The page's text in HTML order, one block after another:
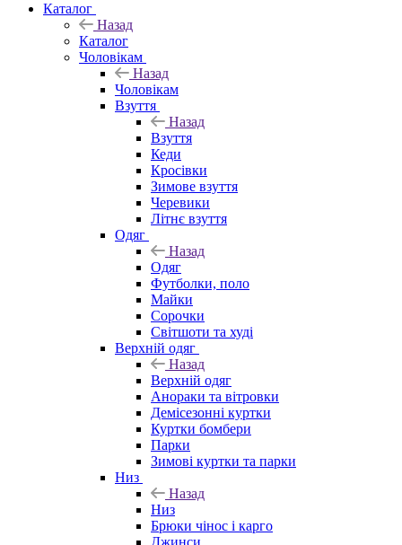
Каталог
Назад
Каталог
Чоловікам
Назад
Чоловікам
Взуття
Назад
Взуття
Кеди
Кросівки
Зимове взуття
Черевики
Літнє взуття
Одяг
Назад
Одяг
Футболки, поло
Майки
Сорочки
Світшоти та худі
Верхній одяг
Назад
Верхній одяг
Анораки та вітровки
Демісезонні куртки
Куртки бомбери
Парки
Зимові куртки та парки
Низ
Назад
Низ
Брюки чінос і карго
Джинси